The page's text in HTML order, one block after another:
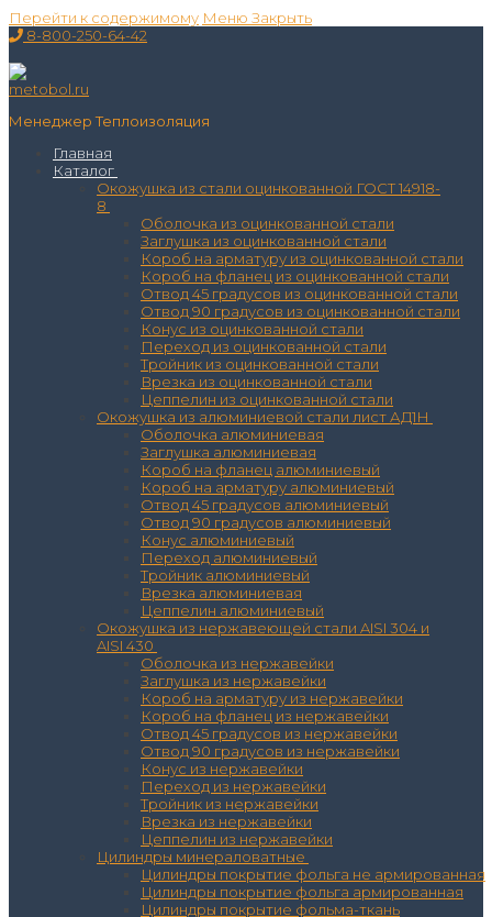
Перейти к содержимому Меню Закрыть
8-800-250-64-42
Менеджер Теплоизоляция
Главная
Каталог
Окожушка из стали оцинкованной ГОСТ 14918-
8
Оболочка из оцинкованной стали
Заглушка из оцинкованной стали
Короб на арматуру из оцинкованной стали
Короб на фланец из оцинкованной стали
Отвод 45 градусов из оцинкованной стали
Отвод 90 градусов из оцинкованной стали
Конус из оцинкованной стали
Переход из оцинкованной стали
Тройник из оцинкованной стали
Врезка из оцинкованной стали
Цеппелин из оцинкованной стали
Окожушка из алюминиевой стали лист АД1Н
Оболочка алюминиевая
Заглушка алюминиевая
Короб на фланец алюминиевый
Короб на арматуру алюминиевый
Отвод 45 градусов алюминиевый
Отвод 90 градусов алюминиевый
Конус алюминиевый
Переход алюминиевый
Тройник алюминиевый
Врезка алюминиевая
Цеппелин алюминиевый
Окожушка из нержавеющей стали AISI 304 и
AISI 430
Оболочка из нержавейки
Заглушка из нержавейки
Короб на арматуру из нержавейки
Короб на фланец из нержавейки
Отвод 45 градусов из нержавейки
Отвод 90 градусов из нержавейки
Конус из нержавейки
Переход из нержавейки
Тройник из нержавейки
Врезка из нержавейки
Цеппелин из нержавейки
Цилиндры минераловатные
Цилиндры покрытие фольга не армированная
Цилиндры покрытие фольга армированная
Цилиндры покрытие фольма-ткань